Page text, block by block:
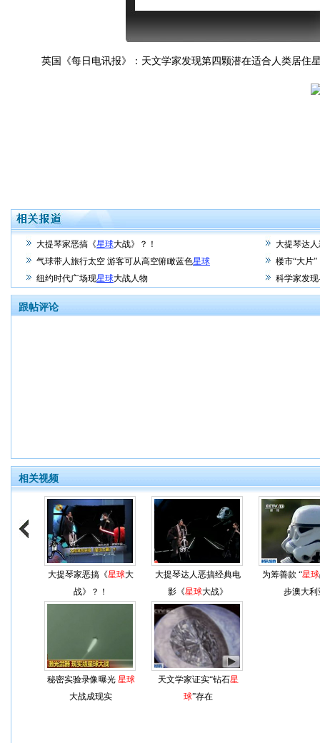
英国《每日电讯报》：天文学家发现第四颗潜在适合人类居住
大提琴家恶搞《星球大战》？！
大提琴达
气球带人旅行太空 游客可从高空俯瞰蓝色星球
楼市“大片”
纽约时代广场现星球大战人物 科学家发
跟帖评论
相关视频
大提琴家恶搞《星球大
战》？！
大提琴达人恶搞经典电
影《星球大战》
为筹善款 “星球
步澳大利
秘密实验录像曝光 星球
大战成现实
天文学家证实“钻石星
球”存在